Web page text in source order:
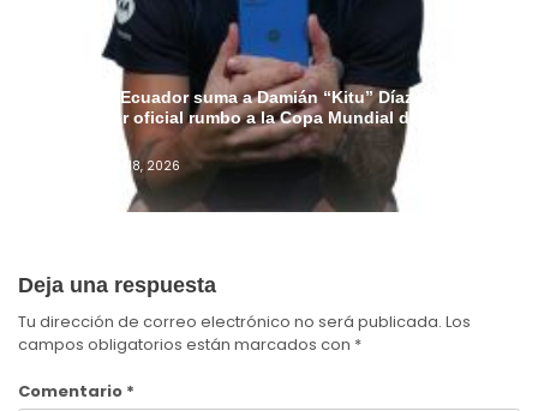
Motorola Ecuador suma a Damián “Kitu” Díaz como
embajador oficial rumbo a la Copa Mundial de la FIFA
Junio 18, 2026
Deja una respuesta
Tu dirección de correo electrónico no será publicada. Los
campos obligatorios están marcados con *
Comentario *